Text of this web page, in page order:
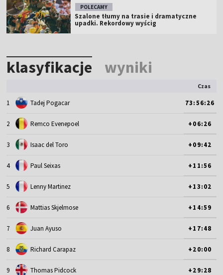
POLECAMY
Szalone tłumy na trasie i dramatyczne
upadki. Rekordowy wyścig
klasyfikacje wyniki
Czas
1 Tadej Pogacar 73:56:26
2 Remco Evenepoel +06:26
3 Isaac del Toro +09:42
4 Paul Seixas +11:56
5 Lenny Martinez +13:02
6 Mattias Skjelmose +14:59
7 Juan Ayuso +17:48
8 Richard Carapaz +20:00
9 Thomas Pidcock +29:28